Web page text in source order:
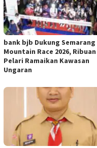
bank bjb Dukung Semarang
Mountain Race 2026, Ribuan
Pelari Ramaikan Kawasan
Ungaran